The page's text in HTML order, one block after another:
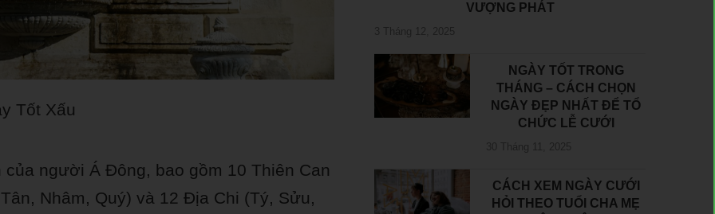
Tốt Xấu
người Á Đông, bao gồm 10 Thiên Can
Nhâm, Quý) và 12 Địa Chi (Tý, Sửu,
VƯỢNG PHÁT
3 Tháng 12, 2025
NGÀY TỐT TRONG
THÁNG – CÁCH CHỌN
NGÀY ĐẸP NHẤT ĐỂ TỔ
CHỨC LỄ CƯỚI
30 Tháng 11, 2025
CÁCH XEM NGÀY CƯỚI
HỎI THEO TUỔI CHA MẸ